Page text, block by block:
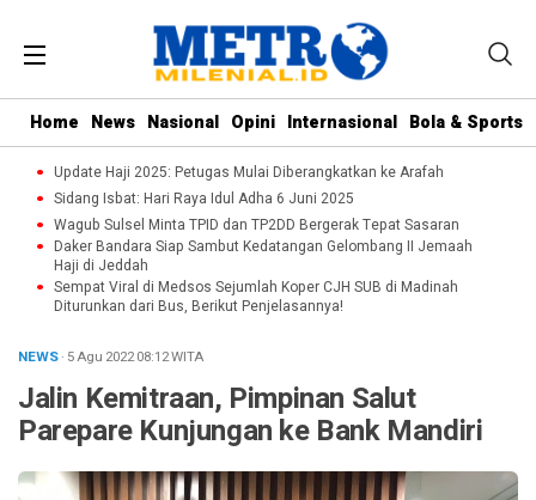
Home News Nasional Opini Internasional Bola & Sports
Update Haji 2025: Petugas Mulai Diberangkatkan ke Arafah
Sidang Isbat: Hari Raya Idul Adha 6 Juni 2025
Wagub Sulsel Minta TPID dan TP2DD Bergerak Tepat Sasaran
Daker Bandara Siap Sambut Kedatangan Gelombang II Jemaah
Haji di Jeddah
Sempat Viral di Medsos Sejumlah Koper CJH SUB di Madinah
Diturunkan dari Bus, Berikut Penjelasannya!
NEWS· 5 Agu 202208:12WITA
Jalin Kemitraan, Pimpinan Salut
Parepare Kunjungan ke Bank Mandiri